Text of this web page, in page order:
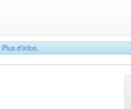
Plus d'infos.